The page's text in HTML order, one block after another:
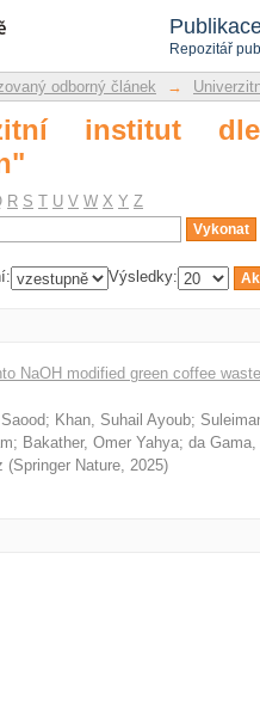
Repozitář
institut dle
odborný článek →
institut
R S T U V W X Y Z
Výsledky:
NaOH modified green coffee
; Khan, Suhail Ayoub;
; Bakather, Omer Yahya; da
(Springer Nature, 2025)